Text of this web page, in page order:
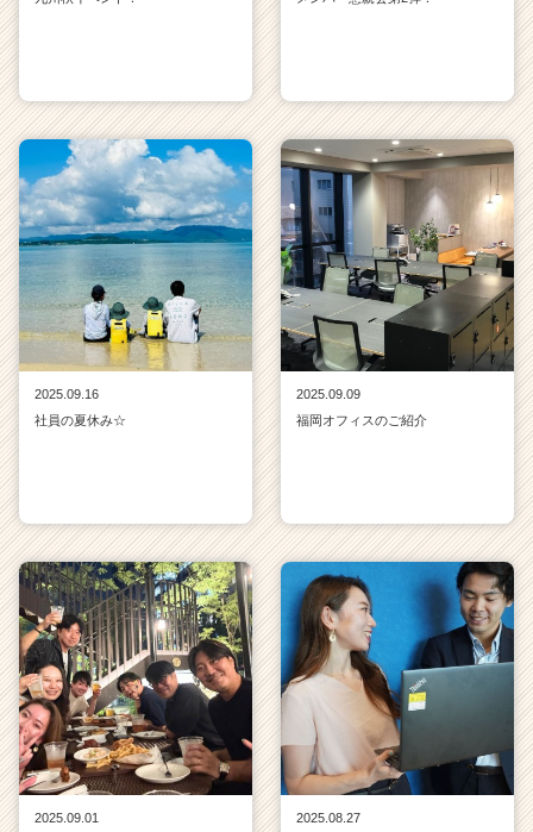
2025.09.16
社員の夏休み☆
2025.09.09
福岡オフィスのご紹介
2025.09.01
2025.08.27